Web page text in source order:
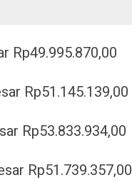
Rp49.995.870,00
Rp51.145.139,00
Rp53.833.934,00
Rp51.739.357,00